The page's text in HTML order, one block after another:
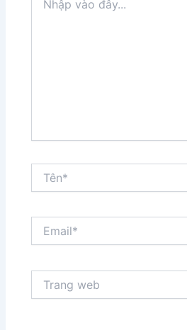
vào
web